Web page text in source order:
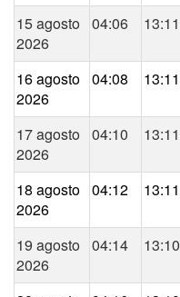
15 agosto
2026
04:06 13:11
16 agosto
2026
04:08 13:11
17 agosto
2026
04:10 13:11
18 agosto
2026
04:12 13:11
19 agosto
2026
04:14 13:10